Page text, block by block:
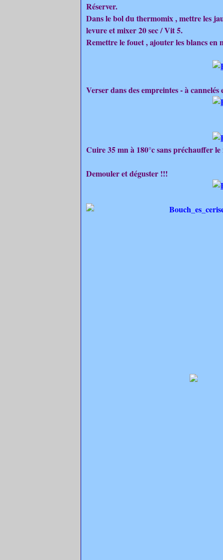
Réserver.
Dans le bol du thermomix , mettre les
levure et mixer 20 sec / Vit 5.
Remettre le fouet , ajouter les blancs en
Verser dans des empreintes - à
Cuire 35 mn à 180°c sans préchauffer
Demouler et déguster !!!